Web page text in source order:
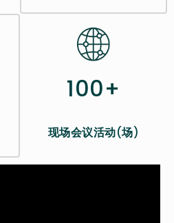
100+
现场会议活动(场)